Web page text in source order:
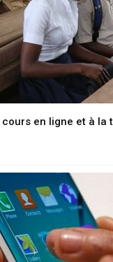
cours en ligne et à